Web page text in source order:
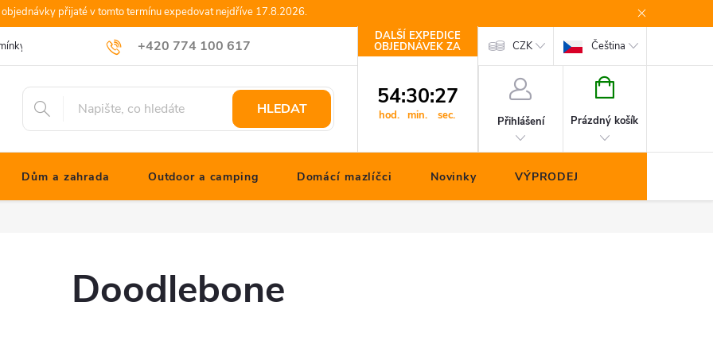
přijaté v tomto termínu expedovat nejdříve 17.8.2026.
+420 774 100 617
info@jonathanshop.cz
Podmínky ochrany osobních údajů Blog JONATHANshop.cz Kontakty CZK Čeština
HLEDAT
DALŠÍ EXPEDICE
OBJEDNÁVEK ZA
54
hod.
:30
min.
:26
sec. Přihlášení
NÁKUPNÍ
Prázdný košík
Dům a zahrada Outdoor a camping Domácí mazlíčci Novinky VÝPRODEJ
Doodlebone